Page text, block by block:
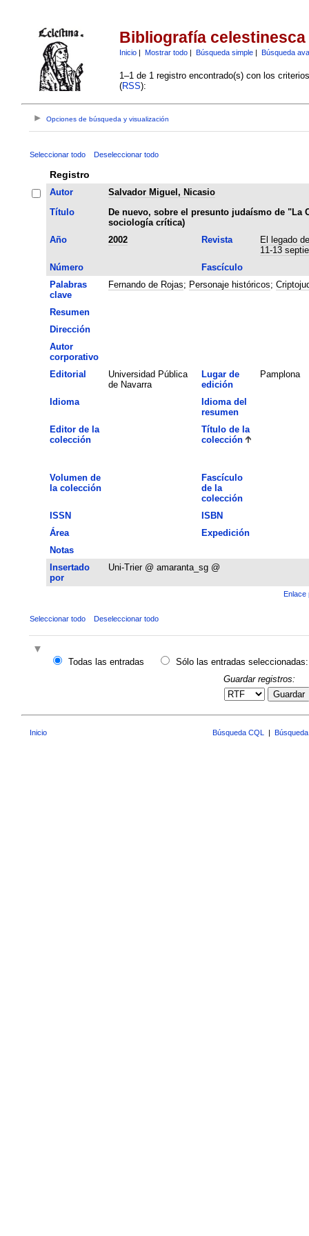
Bibliografía celestinesca
Inicio| Mostrar todo| Búsqueda simple| Búsqueda
1–1 de 1 registro encontrado(s) con los
(RSS):
Opciones de búsqueda y visualización
Seleccionar todo Deseleccionar todo
Registro
Autor
Salvador Miguel, Nicasio
Título
De nuevo, sobre el presunto judaísmo de "La
sociología crítica)
Año
2002 Revista
El legado
11-13
Número
Fascículo
Palabras
clave
Fernando de Rojas; Personaje históricos;
Resumen
Dirección
Autor
corporativo
Editorial
Universidad Pública
de Navarra
Lugar de
edición
Pamplona
Idioma
Idioma del
resumen
Editor de la
colección
Título de la
colección
Volumen de
la colección
Fascículo
de la
colección
ISSN
ISBN
Área
Expedición
Notas
Insertado
por
Uni-Trier @ amaranta_sg @
Enlace
Seleccionar todo Deseleccionar todo
Todas las entradas
Sólo las entradas seleccionadas:
Guardar registros:
Guardar
Inicio Búsqueda CQL